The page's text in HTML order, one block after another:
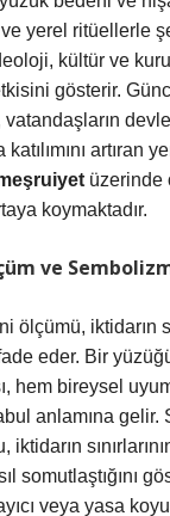
yerel ritüellerle
kültür ve
gösterir.
vatandaşların
artıran
üzerinde
koymaktadır.
ve
ölçümü, iktidarın
eder. Bir
hem bireysel
anlamına gelir.
iktidarın
somutlaştığını
veya yasa